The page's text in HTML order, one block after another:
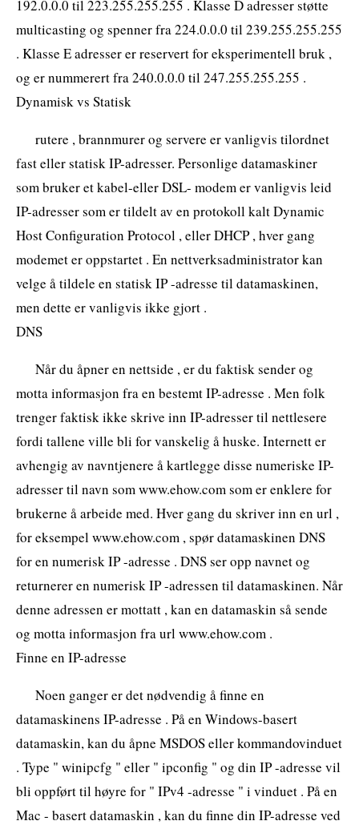
192.0.0.0 til 223.255.255.255 . Klasse D adresser støtte
multicasting og spenner fra 224.0.0.0 til 239.255.255.255
. Klasse E adresser er reservert for eksperimentell bruk ,
og er nummerert fra 240.0.0.0 til 247.255.255.255 .
Dynamisk vs Statisk
rutere , brannmurer og servere er vanligvis tilordnet
fast eller statisk IP-adresser. Personlige datamaskiner
som bruker et kabel-eller DSL- modem er vanligvis leid
IP-adresser som er tildelt av en protokoll kalt Dynamic
Host Configuration Protocol , eller DHCP , hver gang
modemet er oppstartet . En nettverksadministrator kan
velge å tildele en statisk IP -adresse til datamaskinen,
men dette er vanligvis ikke gjort .
DNS
Når du åpner en nettside , er du faktisk sender og
motta informasjon fra en bestemt IP-adresse . Men folk
trenger faktisk ikke skrive inn IP-adresser til nettlesere
fordi tallene ville bli for vanskelig å huske. Internett er
avhengig av navntjenere å kartlegge disse numeriske IP-
adresser til navn som www.ehow.com som er enklere for
brukerne å arbeide med. Hver gang du skriver inn en url ,
for eksempel www.ehow.com , spør datamaskinen DNS
for en numerisk IP -adresse . DNS ser opp navnet og
returnerer en numerisk IP -adressen til datamaskinen. Når
denne adressen er mottatt , kan en datamaskin så sende
og motta informasjon fra url www.ehow.com .
Finne en IP-adresse
Noen ganger er det nødvendig å finne en
datamaskinens IP-adresse . På en Windows-basert
datamaskin, kan du åpne MSDOS eller kommandovinduet
. Type " winipcfg " eller " ipconfig " og din IP -adresse vil
bli oppført til høyre for " IPv4 -adresse " i vinduet . På en
Mac - basert datamaskin , kan du finne din IP-adresse ved